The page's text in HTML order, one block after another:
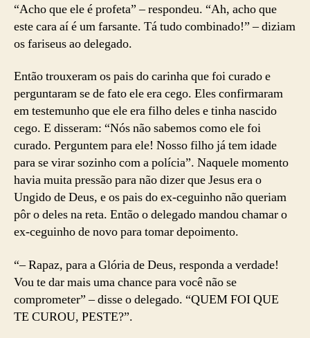
“Acho que ele é profeta” – respondeu. “Ah, acho que
este cara aí é um farsante. Tá tudo combinado!” – diziam
os fariseus ao delegado.
Então trouxeram os pais do carinha que foi curado e
perguntaram se de fato ele era cego. Eles confirmaram
em testemunho que ele era filho deles e tinha nascido
cego. E disseram: “Nós não sabemos como ele foi
curado. Perguntem para ele! Nosso filho já tem idade
para se virar sozinho com a polícia”. Naquele momento
havia muita pressão para não dizer que Jesus era o
Ungido de Deus, e os pais do ex-ceguinho não queriam
pôr o deles na reta. Então o delegado mandou chamar o
ex-ceguinho de novo para tomar depoimento.
“– Rapaz, para a Glória de Deus, responda a verdade!
Vou te dar mais uma chance para você não se
comprometer” – disse o delegado. “QUEM FOI QUE
TE CUROU, PESTE?”.